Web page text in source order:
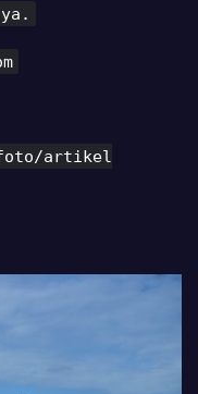
artikel